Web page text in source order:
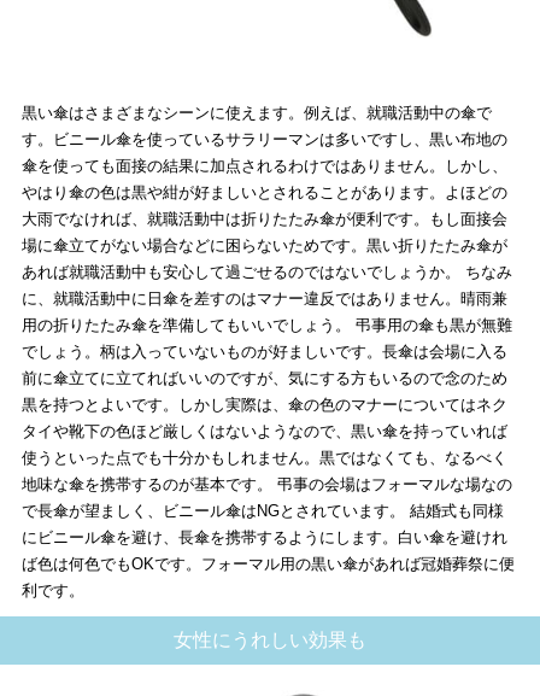
黒い傘はさまざまなシーンに使えます。例えば、就職活動中の傘で
す。ビニール傘を使っているサラリーマンは多いですし、黒い布地の
傘を使っても面接の結果に加点されるわけではありません。しかし、
やはり傘の色は黒や紺が好ましいとされることがあります。よほどの
大雨でなければ、就職活動中は折りたたみ傘が便利です。もし面接会
場に傘立てがない場合などに困らないためです。黒い折りたたみ傘が
あれば就職活動中も安心して過ごせるのではないでしょうか。 ちなみ
に、就職活動中に日傘を差すのはマナー違反ではありません。晴雨兼
用の折りたたみ傘を準備してもいいでしょう。 弔事用の傘も黒が無難
でしょう。柄は入っていないものが好ましいです。長傘は会場に入る
前に傘立てに立てればいいのですが、気にする方もいるので念のため
黒を持つとよいです。しかし実際は、傘の色のマナーについてはネク
タイや靴下の色ほど厳しくはないようなので、黒い傘を持っていれば
使うといった点でも十分かもしれません。黒ではなくても、なるべく
地味な傘を携帯するのが基本です。 弔事の会場はフォーマルな場なの
で長傘が望ましく、ビニール傘はNGとされています。 結婚式も同様
にビニール傘を避け、長傘を携帯するようにします。白い傘を避けれ
ば色は何色でもOKです。フォーマル用の黒い傘があれば冠婚葬祭に便
利です。
女性にうれしい効果も